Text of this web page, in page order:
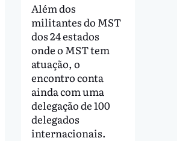
Além dos
militantes do MST
dos 24 estados
onde o MST tem
atuação, o
encontro conta
ainda com uma
delegação de 100
delegados
internacionais.